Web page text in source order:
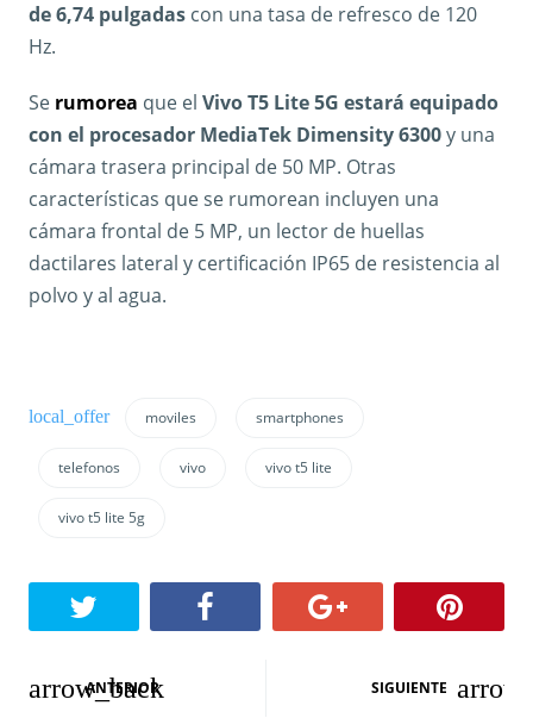
de 6,74 pulgadas con una tasa de refresco de 120
Hz.
Se rumorea que el Vivo T5 Lite 5G estará equipado
con el procesador MediaTek Dimensity 6300y una
cámara trasera principal de 50 MP. Otras
características que se rumorean incluyen una
cámara frontal de 5 MP, un lector de huellas
dactilares lateral y certificación IP65 de resistencia al
polvo y al agua.
moviles smartphones
telefonos vivo vivo t5 lite
vivo t5 lite 5g
N
ANTERIOR SIGUIENTE